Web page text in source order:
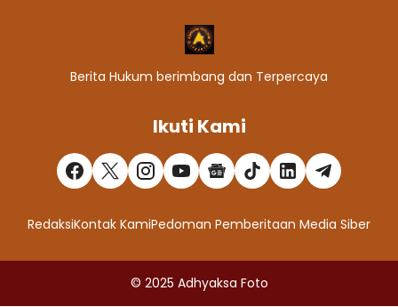
Berita Hukum berimbang dan Terpercaya
Ikuti Kami
RedaksiKontak KamiPedoman Pemberitaan Media Siber
© 2025 Adhyaksa Foto